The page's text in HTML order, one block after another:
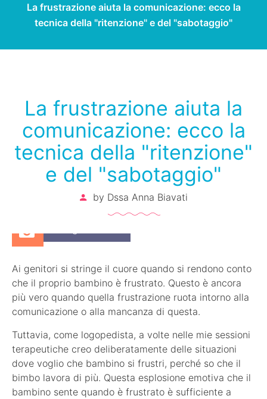
La frustrazione aiuta la comunicazione: ecco la
tecnica della "ritenzione" e del "sabotaggio"
La frustrazione aiuta la
comunicazione: ecco la
tecnica della "ritenzione"
e del "sabotaggio"
by Dssa Anna Biavati
Ai genitori si stringe il cuore quando si rendono conto
che il proprio bambino è frustrato. Questo è ancora
più vero quando quella frustrazione ruota intorno alla
comunicazione o alla mancanza di questa.
Tuttavia, come logopedista, a volte nelle mie sessioni
terapeutiche creo deliberatamente delle situazioni
dove voglio che bambino si frustri, perché so che il
bimbo lavora di più. Questa esplosione emotiva che il
bambino sente quando è frustrato è sufficiente a